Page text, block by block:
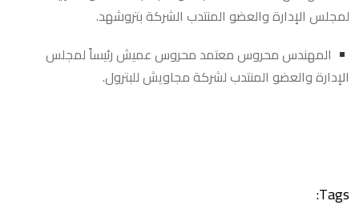
لمجلس الإدارة والعضو المنتدب الشركة بتروشهد.
المهندس محروس معتمد محروس عميش رئيساً لمجلس
الإدارة والعضو المنتدب لشركة مجاويش للبترول.
Tags: